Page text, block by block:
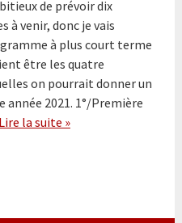
de prévoir dix
à venir, donc je vais
à plus court terme
être les quatre
on pourrait donner un
année 2021. 1°/Première
Lire la suite »